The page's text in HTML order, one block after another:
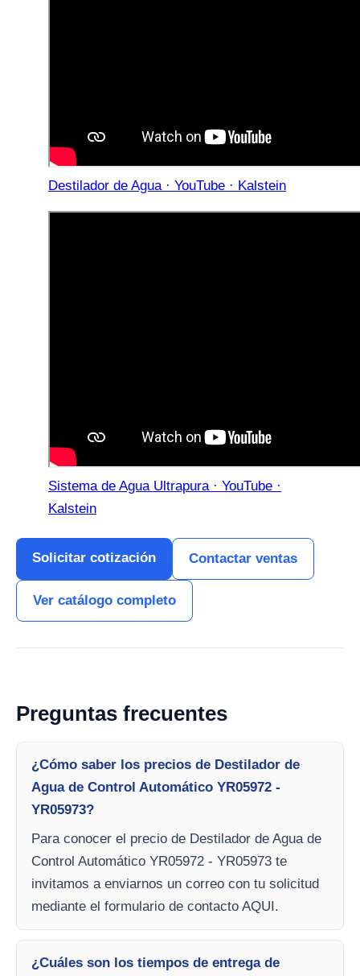
Destilador de Agua · YouTube · Kalstein
Sistema de Agua Ultrapura · YouTube ·
Kalstein
Solicitar cotización Contactar ventas
Ver catálogo completo
Preguntas frecuentes
¿Cómo saber los precios de Destilador de
Agua de Control Automático YR05972 -
YR05973?
Para conocer el precio de Destilador de Agua de
Control Automático YR05972 - YR05973 te
invitamos a enviarnos un correo con tu solicitud
mediante el formulario de contacto AQUI.
¿Cuáles son los tiempos de entrega de